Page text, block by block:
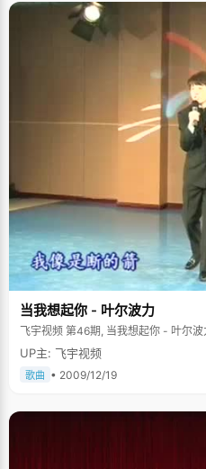
家里一大书柜的书都被杨森看了个遍，
系的爸爸大学时候的课本。现在到了
级的时候已经看过一遍了，只是理解
己"，所以每次有什么烦恼的时候，杨
能激起他的斗志。小学四年级时候，
里最好的学校。开学的第一天，老师
问："杨森，这是我们班成绩最好的学
里，杨森一直是老师同学最喜欢的对
怕又不服气，他大声说："我敢"。于
生，直到一个多星期后杨森才被安排
努力的学习，第一次考试的时候，就
一分，自此，这个转校生才渐渐被老师们喜
们发现了杨森这个特点，于是每次杨森
会对杨森表示出很明显的怀疑或是批评
杨森考了第一以后，老师会说："杨
每次都中招，心里暗暗地说："我不光
了"面子"好好学习。 （杨森也有可爱的一面） 学习方法是把双刃剑 初三的时
候，杨森无意中看到一本北大人写的
次知道有人高考很厉害，总分700多
模仿他的学习方法，发现对自己学习帮助挺大的。 学习方
一个误区。高三的时候，杨森的状态很
有些不踏实，当学习成绩一直上不去
有问题，而没有意识到是一个学习态度的问题。 高考以三分之
一向好胜的杨森是个沉重的打击，在
中的失落和难受。在这半年里，他把
端正。路遥的《平凡的世界》对杨森
当我想起你 - 叶尔波力
飞宇视频 第46期, 当我想起你 - 叶尔波
UP主: 飞宇视频
歌曲 • 2009/12/19